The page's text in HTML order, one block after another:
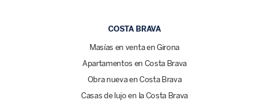
COSTA BRAVA
Masías en venta en Girona
Apartamentos en Costa Brava
Obra nueva en Costa Brava
Casas de lujo en la Costa Brava